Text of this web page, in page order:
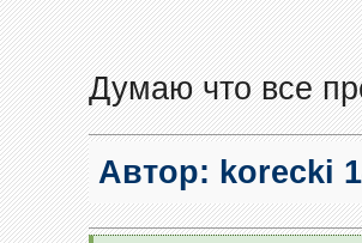
Думаю что все
Автор: korecki